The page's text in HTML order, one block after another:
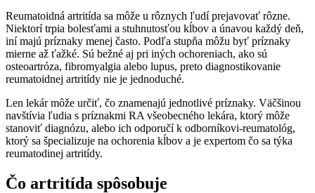
Reumatoidná artritída sa môže u rôznych ľudí prejavovať rôzne.
Niektorí trpia bolesťami a stuhnutosťou kĺbov a únavou každý deň,
iní majú príznaky menej často. Podľa stupňa môžu byť príznaky
mierne až ťažké. Sú bežné aj pri iných ochoreniach, ako sú
osteoartróza, fibromyalgia alebo lupus, preto diagnostikovanie
reumatoidnej artritídy nie je jednoduché.
Len lekár môže určiť, čo znamenajú jednotlivé príznaky. Väčšinou
navštívia ľudia s príznakmi RA všeobecného lekára, ktorý môže
stanoviť diagnózu, alebo ich odporučí k odborníkovi-reumatológ,
ktorý sa špecializuje na ochorenia kĺbov a je expertom čo sa týka
reumatodinej artritídy.
Čo artritída spôsobuje